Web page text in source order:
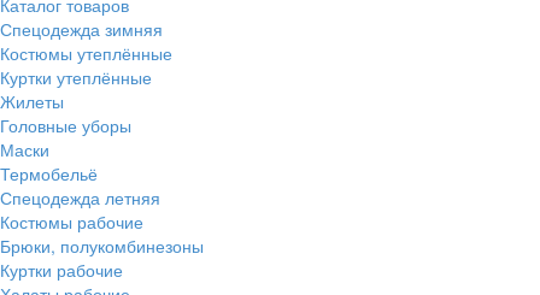
Каталог товаров
Спецодежда зимняя
Костюмы утеплённые
Куртки утеплённые
Жилеты
Головные уборы
Маски
Термобельё
Спецодежда летняя
Костюмы рабочие
Брюки, полукомбинезоны
Куртки рабочие